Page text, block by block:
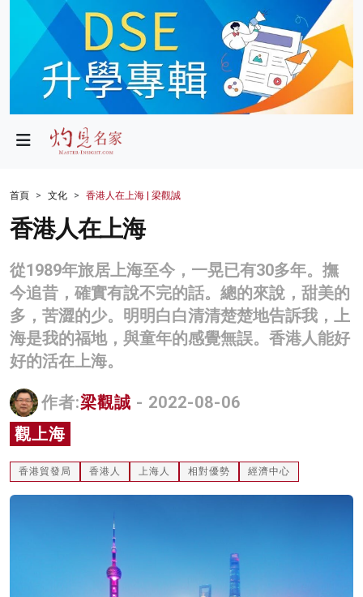
政局
財經
生活
商業
科技
影片
名家榜
灼見活動
首頁 文化 香港人在上海 | 梁觀誠
香港人在上海
從1989年旅居上海至今，一晃已有30多年。撫
今追昔，確實有說不完的話。總的來說，甜美的
多，苦澀的少。明明白白清清楚楚地告訴我，上
海是我的福地，與童年的感覺無誤。香港人能好
好的活在上海。
作者:梁觀誠 - 2022-08-06
觀上海
香港貿發局 香港人 上海人 相對優勢 經濟中心